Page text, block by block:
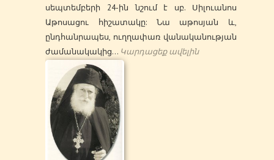
սեպտեմբերի 24-ին նշում է սբ. Սիլուանոս
Աթոսացու հիշատակը: Նա աթոսյան և,
ընդհանրապես, ուղղափառ վանականության
ժամանակակից… Կարդացեք ավելին